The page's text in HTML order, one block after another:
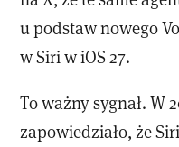
u podstaw nowego
w Siri w iOS 27.
To ważny sygnał. W
zapowiedziało, że